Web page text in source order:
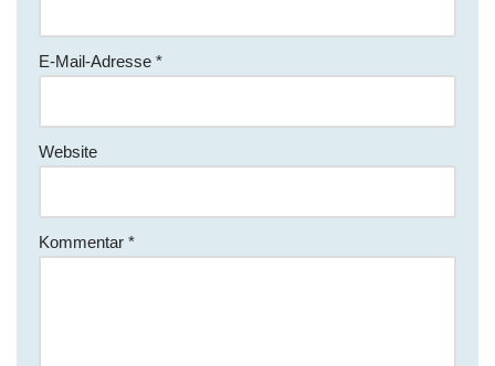
E-Mail-Adresse *
Website
Kommentar *